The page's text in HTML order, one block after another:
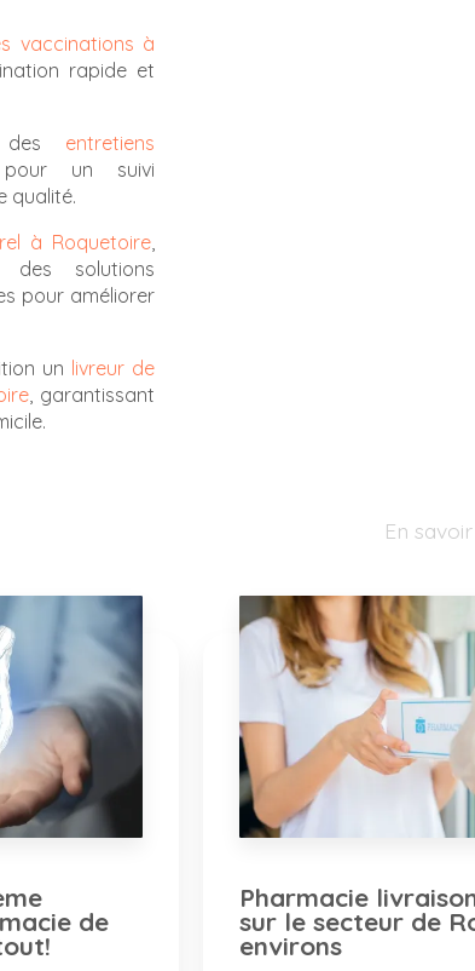
vaccinations à
rapide et
des entretiens
un suivi
qualité.
à Roquetoire
des solutions
pour améliorer
un livreur de
, garantissant
En
de
Pharmacie
sur le secteur de
environs